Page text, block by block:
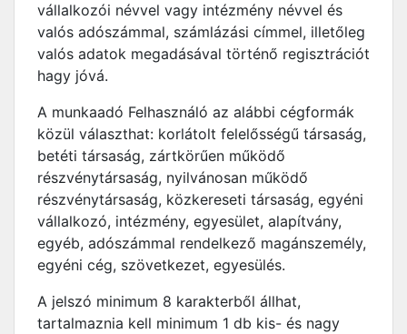
vállalkozói névvel vagy intézmény névvel és
valós adószámmal, számlázási címmel, illetőleg
valós adatok megadásával történő regisztrációt
hagy jóvá.
A munkaadó Felhasználó az alábbi cégformák
közül választhat: korlátolt felelősségű társaság,
betéti társaság, zártkörűen működő
részvénytársaság, nyilvánosan működő
részvénytársaság, közkereseti társaság, egyéni
vállalkozó, intézmény, egyesület, alapítvány,
egyéb, adószámmal rendelkező magánszemély,
egyéni cég, szövetkezet, egyesülés.
A jelszó minimum 8 karakterből állhat,
tartalmaznia kell minimum 1 db kis- és nagy